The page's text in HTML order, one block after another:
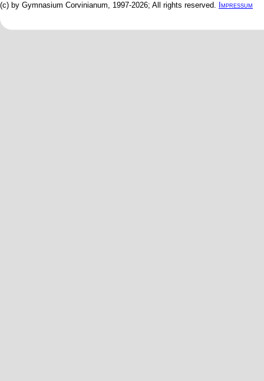
(c) by Gymnasium Corvinianum, 1997-2026; All rights reserved. Impressum